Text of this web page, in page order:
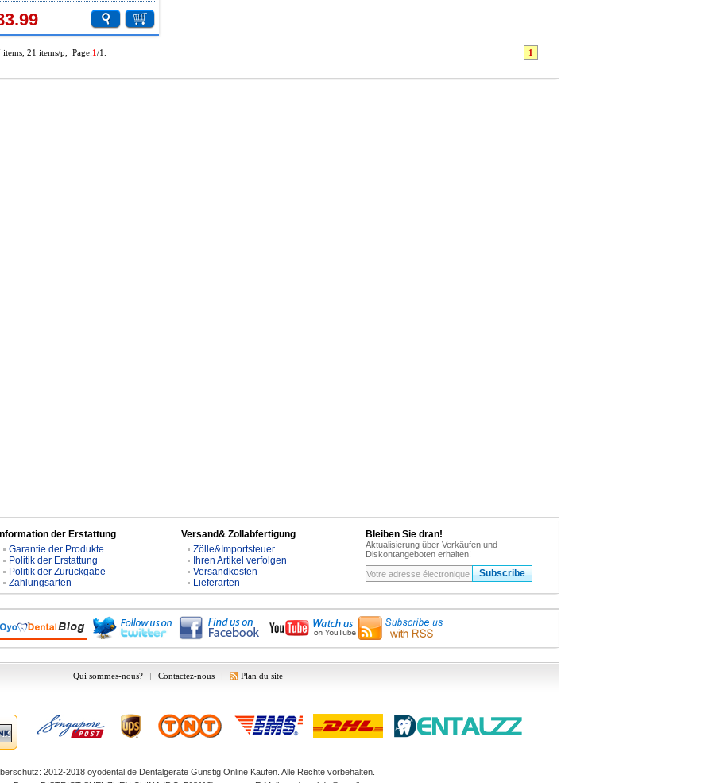
1
items, 21 items/p, Page:1/1.
Information der Erstattung
Garantie der Produkte
Politik der Erstattung
Politik der Zurückgabe
Zahlungsarten
Versand& Zollabfertigung
Zölle&Importsteuer
Ihren Artikel verfolgen
Versandkosten
Lieferarten
Bleiben Sie dran!
Aktualisierung über Verkäufen und
Diskontangeboten erhalten!
Qui sommes-nous? | Contactez-nous | Plan du site
2012-2018 oyodental.de Dentalgeräte Günstig Online Kaufen. Alle Rechte vorbehalten.